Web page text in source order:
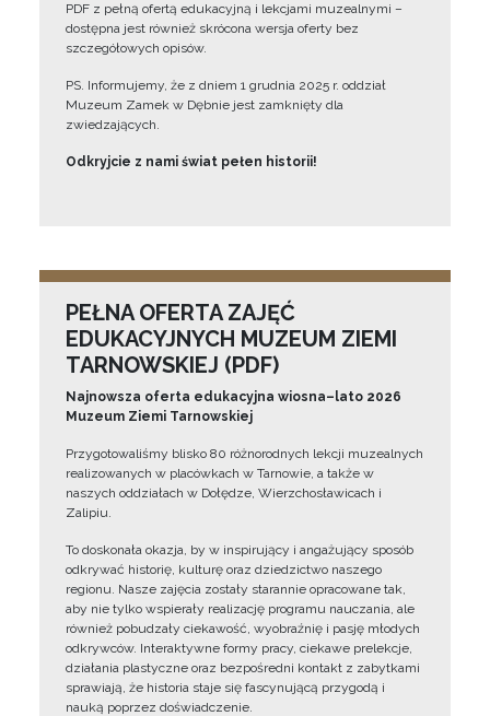
PDF z pełną ofertą edukacyjną i lekcjami muzealnymi –
dostępna jest również skrócona wersja oferty bez
szczegółowych opisów.
PS. Informujemy, że z dniem 1 grudnia 2025 r. oddział
Muzeum Zamek w Dębnie jest zamknięty dla
zwiedzających.
Odkryjcie z nami świat pełen historii!
PEŁNA OFERTA ZAJĘĆ
EDUKACYJNYCH MUZEUM ZIEMI
TARNOWSKIEJ (PDF)
Najnowsza oferta edukacyjna wiosna–lato 2026
Muzeum Ziemi Tarnowskiej
Przygotowaliśmy blisko 80 różnorodnych lekcji muzealnych
realizowanych w placówkach w Tarnowie, a także w
naszych oddziałach w Dołędze, Wierzchosławicach i
Zalipiu.
To doskonała okazja, by w inspirujący i angażujący sposób
odkrywać historię, kulturę oraz dziedzictwo naszego
regionu. Nasze zajęcia zostały starannie opracowane tak,
aby nie tylko wspierały realizację programu nauczania, ale
również pobudzały ciekawość, wyobraźnię i pasję młodych
odkrywców. Interaktywne formy pracy, ciekawe prelekcje,
działania plastyczne oraz bezpośredni kontakt z zabytkami
sprawiają, że historia staje się fascynującą przygodą i
nauką poprzez doświadczenie.